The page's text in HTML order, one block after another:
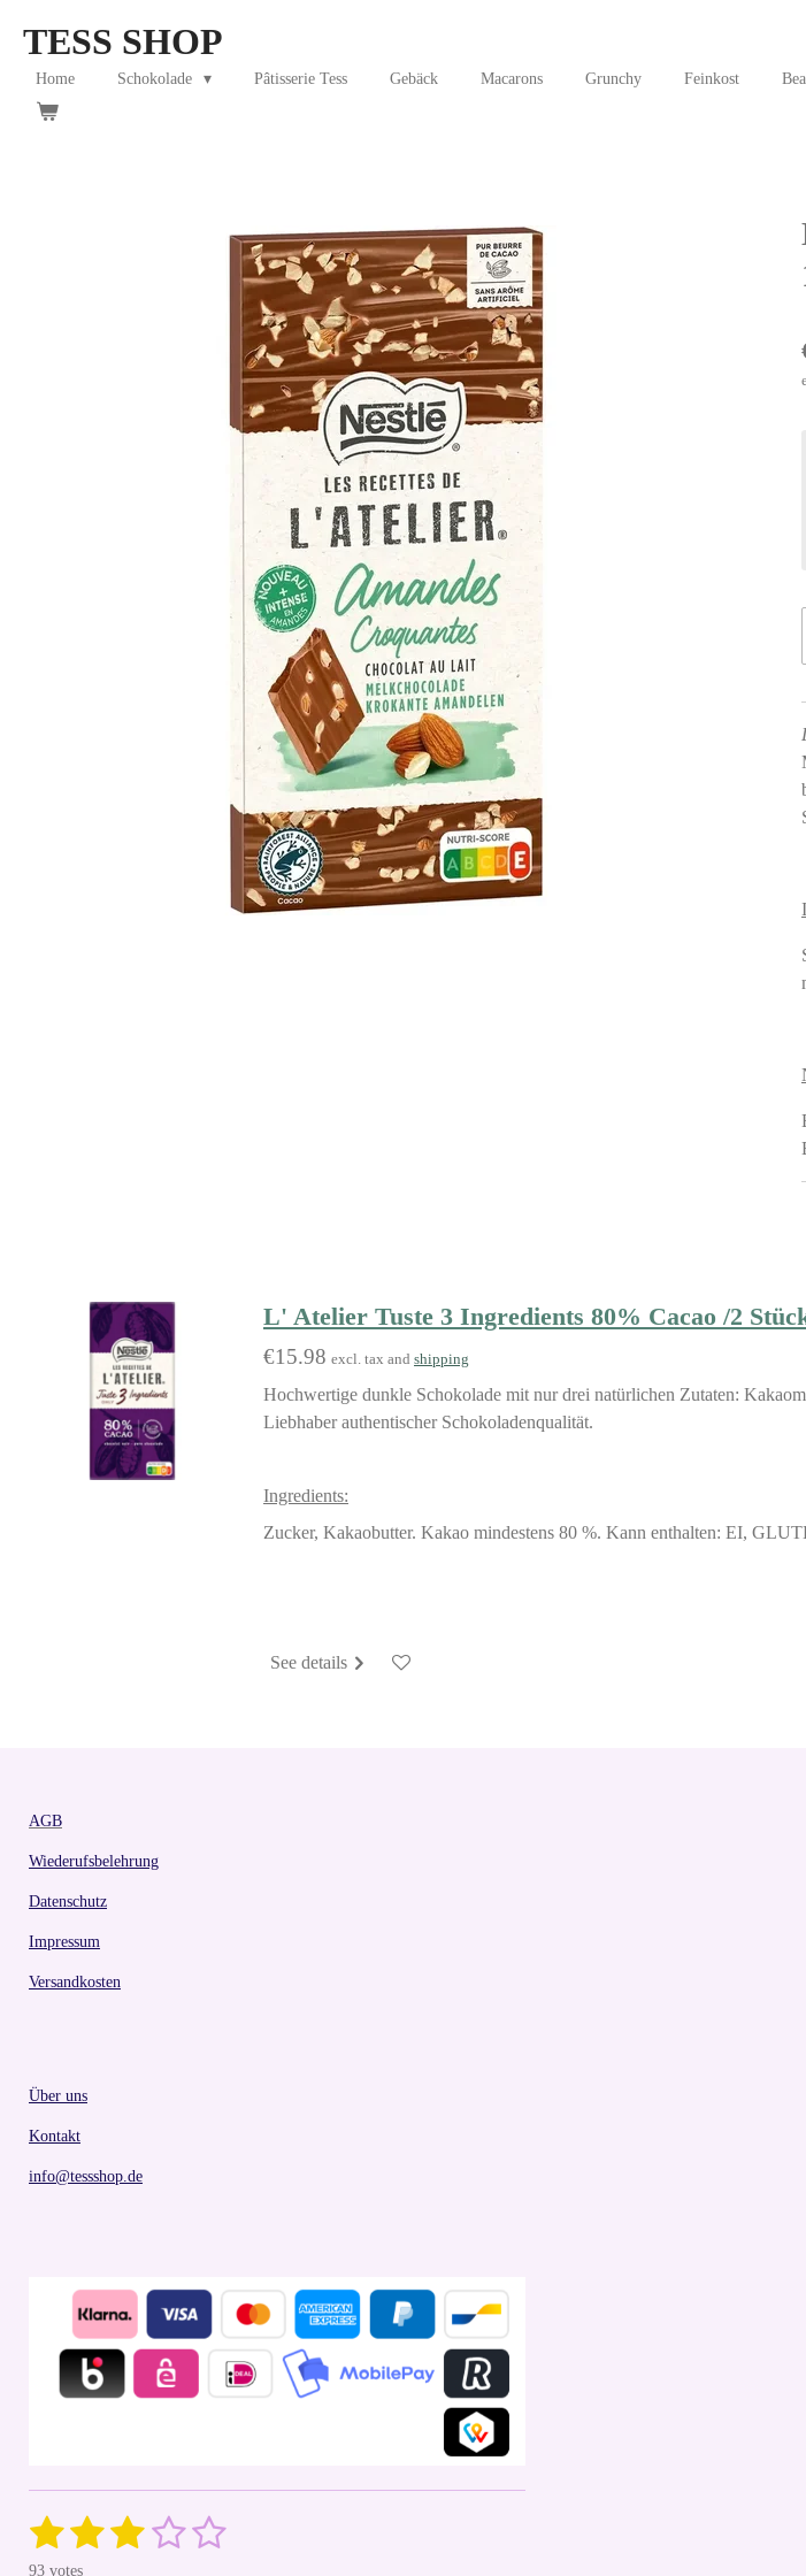
main
content
TESS SHOP
Home Schokolade Pâtisserie Tess Gebäck Macarons Grunchy Feinkost
L' Atelier Tuste 3 Ingredients 80% Cacao /2
€15.98 excl. tax and shipping
Hochwertige dunkle Schokolade mit nur drei natürlichen Zutaten:
Liebhaber authentischer Schokoladenqualität.
Ingredients:
Zucker, Kakaobutter. Kakao mindestens 80 %. Kann enthalten: EI,
See details
AGB
Wiederufsbelehrung
Datenschutz
Impressum
Versandkosten
Über uns
Kontakt
info@tessshop.de
R
1 2 3
4 5
93 votes